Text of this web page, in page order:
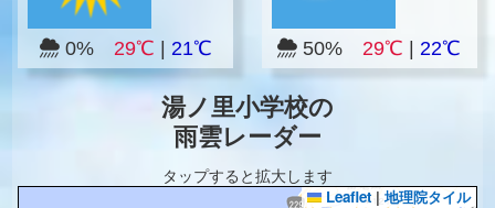
0% 29℃ 21℃ 50% 29℃ |22℃
湯ノ里小学校の
雨雲レーダー
タップすると拡大します
Leaflet | 地理院タイル